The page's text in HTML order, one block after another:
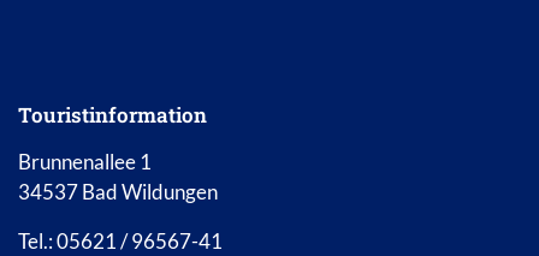
Touristinformation
Brunnenallee 1
34537 Bad Wildungen
Tel.: 05621 / 96567-41